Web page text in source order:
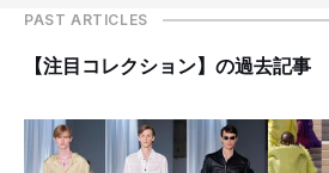
PAST ARTICLES
【注目コレクション】の過去記事